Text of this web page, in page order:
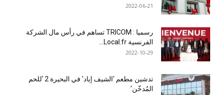
2022-06-21
رسميا : TRICOM تساهم في رأس مال الشركة
الفرنسية Local.fr...
2022-10-29
تدشين مطعم ‘الشيف إياد’ في البحيرة 2 ‘للحم
المُدخّن’